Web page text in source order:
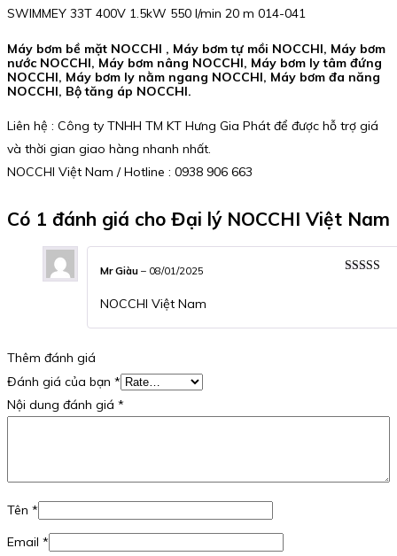
SWIMMEY 33T 400V 1.5kW 550 l/min 20 m 014-041
Máy bơm bề mặt NOCCHI , Máy bơm tự mồi NOCCHI, Máy bơm
nước NOCCHI, Máy bơm nâng NOCCHI, Máy bơm ly tâm đứng
NOCCHI, Máy bơm ly nằm ngang NOCCHI, Máy bơm đa năng
NOCCHI, Bộ tăng áp NOCCHI.
Liên hệ : Công ty TNHH TM KT Hưng Gia Phát để được hỗ trợ giá
và thời gian giao hàng nhanh nhất.
NOCCHI Việt Nam / Hotline : 0938 906 663
Có 1 đánh giá cho Đại lý NOCCHI Việt Nam
Mr Giàu – 08/01/2025
NOCCHI Việt Nam
Thêm đánh giá
Đánh giá của bạn *
Nội dung đánh giá *
Tên *
Email *